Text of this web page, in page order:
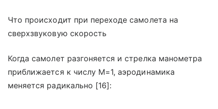
Что происходит при переходе самолета на
сверхзвуковую скорость
Когда самолет разгоняется и стрелка манометра
приближается к числу М=1, аэродинамика
меняется радикально [16]: